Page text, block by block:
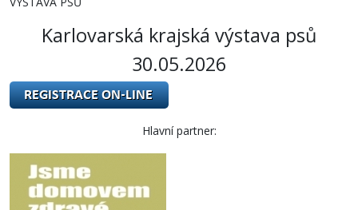
Karlovarská krajská výstava psů
30.05.2026
Hlavní partner: